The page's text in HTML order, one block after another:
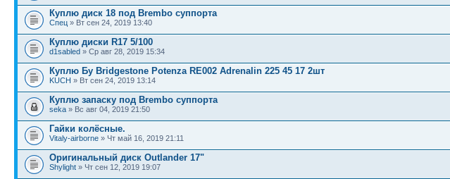
Куплю диск 18 под Brembo суппорта
Спец » Вт сен 24, 2019 13:40
Куплю диски R17 5/100
d1sabled » Ср авг 28, 2019 15:34
Куплю Бу Bridgestone Potenza RE002 Adrenalin 225 45 17 2шт
KUCH » Вт сен 24, 2019 13:14
Куплю запаску под Brembo суппорта
seka » Вс авг 04, 2019 21:50
Гайки колёсные.
Vitaly-airborne » Чт май 16, 2019 21:11
Оригинальный диск Outlander 17"
Shylight » Чт сен 12, 2019 19:07